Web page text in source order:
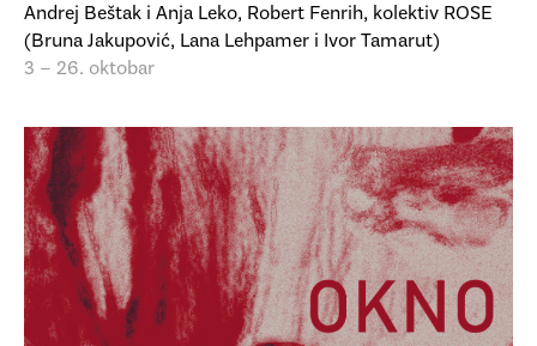
Andrej Beštak i Anja Leko, Robert Fenrih, kolektiv ROSE
(Bruna Jakupović, Lana Lehpamer i Ivor Tamarut)
3 – 26. oktobar